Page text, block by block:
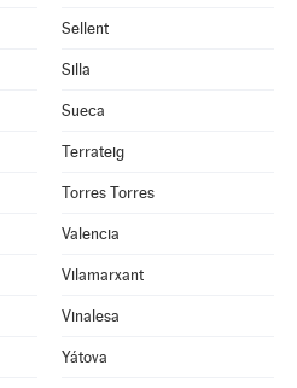
Sellent
Silla
Sueca
Terrateig
Torres Torres
Valencia
Vilamarxant
Vinalesa
Yátova